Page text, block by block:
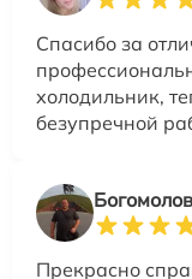
Спасибо за
холодильник,
безупречной
Прекрасно